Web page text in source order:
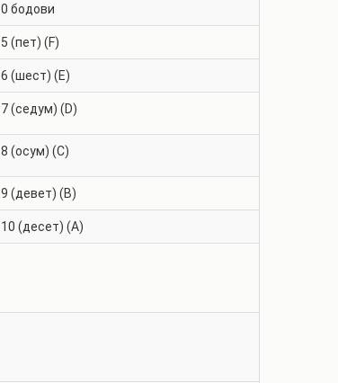
0 бодови
5 (пет) (F)
6 (шест) (E)
7 (седум) (D)
8 (осум) (C)
9 (девет) (B)
10 (десет) (A)